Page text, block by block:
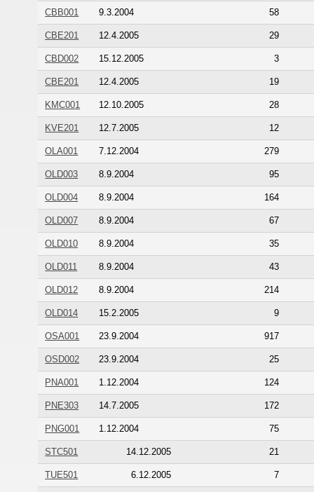
CBB001 9.3.2004 58
CBE201 12.4.2005 29
CBD002 15.12.2005 3
CBE201 12.4.2005 19
KMC001 12.10.2005 28
KVE201 12.7.2005 12
OLA001 7.12.2004 279
OLD003 8.9.2004 95
OLD004 8.9.2004 164
OLD007 8.9.2004 67
OLD010 8.9.2004 35
OLD011 8.9.2004 43
OLD012 8.9.2004 214
OLD014 15.2.2005 9
OSA001 23.9.2004 917
OSD002 23.9.2004 25
PNA001 1.12.2004 124
PNE303 14.7.2005 172
PNG001 1.12.2004 75
STC501 14.12.2005 21
TUE501 6.12.2005 7